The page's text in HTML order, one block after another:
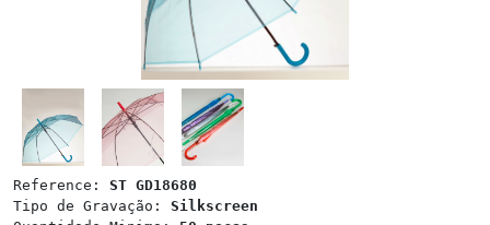
Reference: ST GD18680
Tipo de Gravação: Silkscreen